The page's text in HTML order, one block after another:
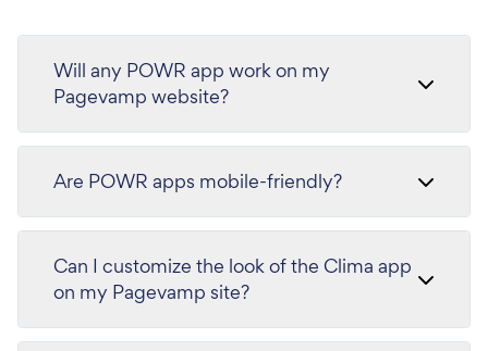
Will any POWR app work on my
Pagevamp website?
Are POWR apps mobile-friendly?
Can I customize the look of the Clima app
on my Pagevamp site?